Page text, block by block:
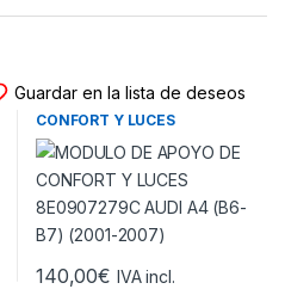
Guardar en la lista de deseos
MODULO DE APOYO DE
CONFORT Y LUCES
8E0907279C AUDI A4 (B6-
B7) (2001-2007)
140,00€ IVA incl.